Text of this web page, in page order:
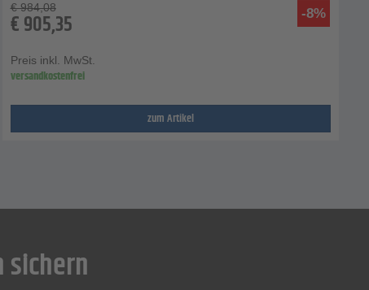
-8%
€ 984,08
€905,35
Preis inkl. MwSt.
versandkostenfrei
zum Artikel
sichern